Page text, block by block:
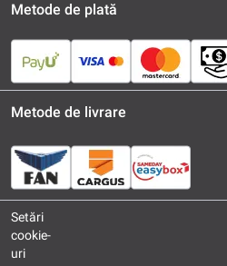
Metode de plată
Metode de livrare
Setări
cookie-
uri